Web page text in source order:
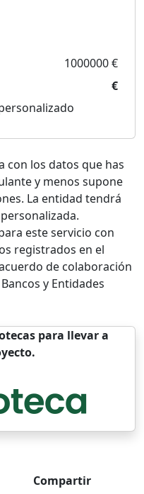
1000000 €
€
con los datos que has
y menos supone
La entidad tendrá
este servicio con
registrados en el
de colaboración
y Entidades
para llevar a
Compartir